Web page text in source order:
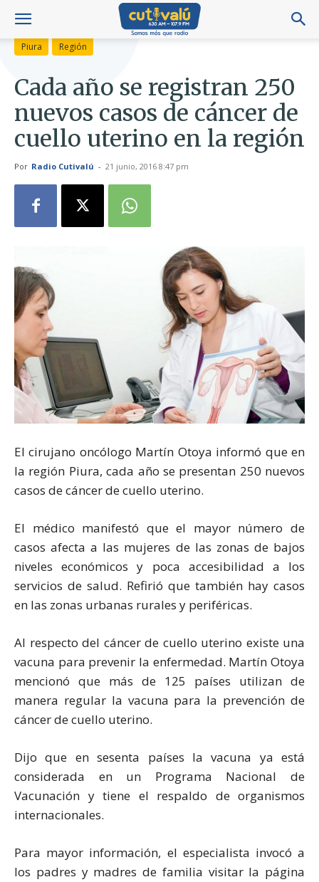
Piura Región
Cada año se registran 250
nuevos casos de cáncer de
cuello uterino en la región
Por Radio Cutivalú - 21 junio, 2016 8:47 pm
El cirujano oncólogo Martín Otoya informó que en
la región Piura, cada año se presentan 250 nuevos
casos de cáncer de cuello uterino.
El médico manifestó que el mayor número de
casos afecta a las mujeres de las zonas de bajos
niveles económicos y poca accesibilidad a los
servicios de salud. Refirió que también hay casos
en las zonas urbanas rurales y periféricas.
Al respecto del cáncer de cuello uterino existe una
vacuna para prevenir la enfermedad. Martín Otoya
mencionó que más de 125 países utilizan de
manera regular la vacuna para la prevención de
cáncer de cuello uterino.
Dijo que en sesenta países la vacuna ya está
considerada en un Programa Nacional de
Vacunación y tiene el respaldo de organismos
internacionales.
Para mayor información, el especialista invocó a
los padres y madres de familia visitar la página